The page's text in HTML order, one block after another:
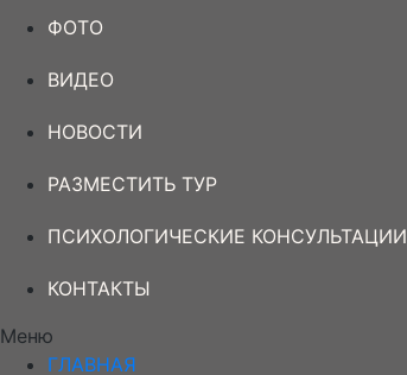
ФОТО
ВИДЕО
НОВОСТИ
РАЗМЕСТИТЬ ТУР
ПСИХОЛОГИЧЕСКИЕ КОНСУЛЬТАЦИИ
КОНТАКТЫ
Меню
ГЛАВНАЯ